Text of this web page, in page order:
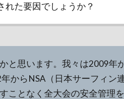
れた要因でしょうか？
と思います。我々は2009年
からNSA（日本サーフィン
ことなく全大会の安全管理